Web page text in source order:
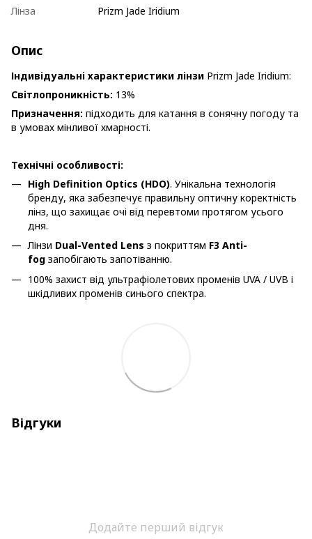
Лінза
Prizm Jade Iridium
Опис
Індивідуальні характеристики лінзи Prizm Jade Iridium:
Світлопроникність: 13%
Призначення: підходить для катання в сонячну погоду та
в умовах мінливої хмарності.
Технічні особливості:
High Definition Optics (HDO). Унікальна технологія
бренду, яка забезпечує правильну оптичну коректність
лінз, що захищає очі від перевтоми протягом усього
дня.
Лінзи Dual-Vented Lens з покриттям F3 Anti-
fog запобігають запотіванню.
100% захист від ультрафіолетових променів UVA / UVB і
шкідливих променів синього спектра.
Відгуки
Додайте перший відгук